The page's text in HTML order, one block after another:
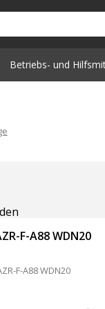
Betriebs- und
F-A88 WDN20
F-A88 WDN20